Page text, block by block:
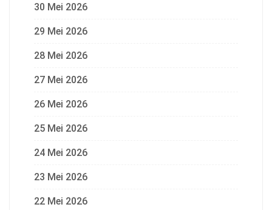
30 Mei 2026
29 Mei 2026
28 Mei 2026
27 Mei 2026
26 Mei 2026
25 Mei 2026
24 Mei 2026
23 Mei 2026
22 Mei 2026